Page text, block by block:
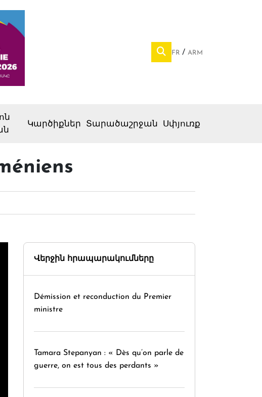
FR ARM
Կարծիքներ Տարածաշրջան Սփյուռք
Վերջին հրապարակումները
Démission et reconduction du Premier
ministre
Tamara Stepanyan : « Dès qu’on parle de
guerre, on est tous des perdants »